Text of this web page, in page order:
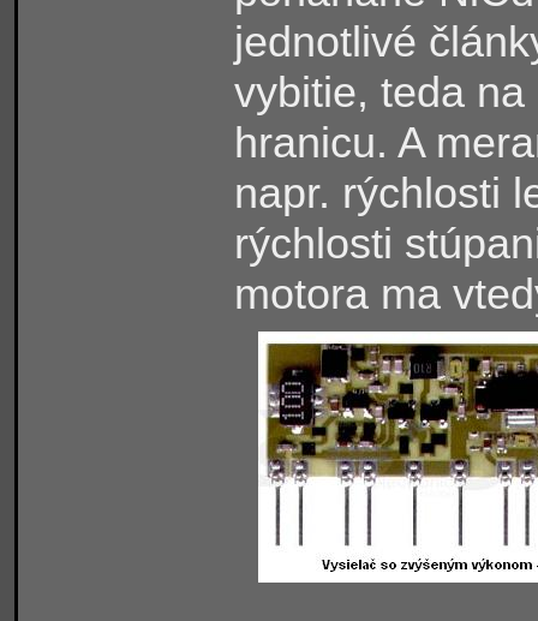
jednotlivé
vybitie, teda
hranicu. A
napr. rýchlosti
rýchlosti
motora ma